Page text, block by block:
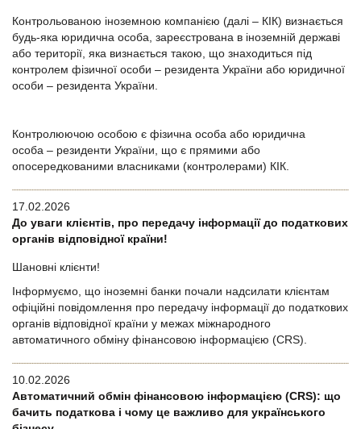
Контрольованою іноземною компанією (далі – КІК) визнається
будь-яка юридична особа, зареєстрована в іноземній державі
або території, яка визнається такою, що знаходиться під
контролем фізичної особи – резидента України або юридичної
особи – резидента України.
Контролюючою особою є фізична особа або юридична
особа – резиденти України, що є прямими або
опосередкованими власниками (контролерами) КІК.
17.02.2026
До уваги клієнтів, про передачу інформації до податкових
органів відповідної країни!
Шановні клієнти!
Інформуємо, що іноземні банки почали надсилати клієнтам
офіційні повідомлення про передачу інформації до податкових
органів відповідної країни у межах міжнародного
автоматичного обміну фінансовою інформацією (CRS).
10.02.2026
Автоматичний обмін фінансовою інформацією (CRS): що
бачить податкова і чому це важливо для українського